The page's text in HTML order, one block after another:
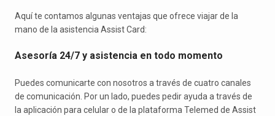
Aquí te contamos algunas ventajas que ofrece viajar de la
mano de la asistencia Assist Card:
Asesoría 24/7 y asistencia en todo momento
Puedes comunicarte con nosotros a través de cuatro canales
de comunicación. Por un lado, puedes pedir ayuda a través de
la aplicación para celular o de la plataforma Telemed de Assist